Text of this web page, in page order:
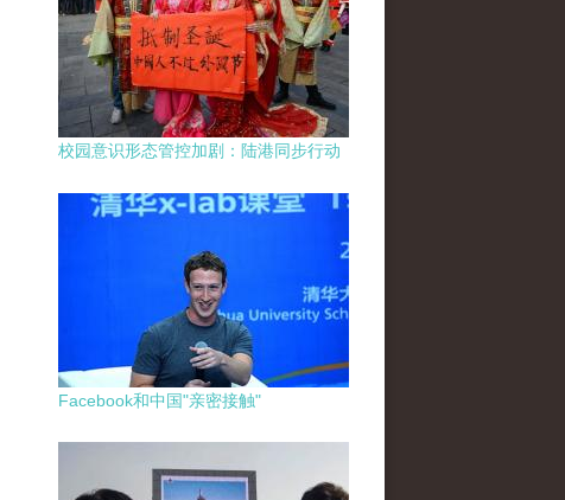
校园意识形态管控加剧：陆港同步行动
Facebook和中国"亲密接触"